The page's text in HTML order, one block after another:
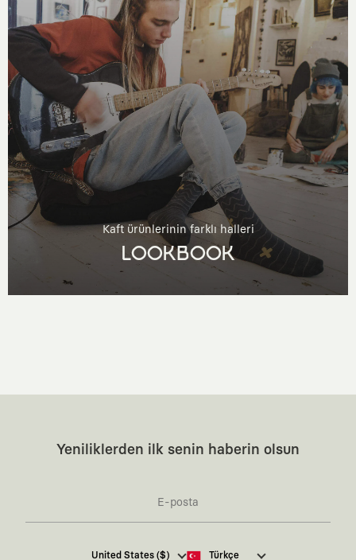
Kaft ürünlerinin farklı halleri
LOOKBOOK
Yeniliklerden ilk senin haberin olsun
Kaft Tasarım Tekstil Sanayi ve Ticaret Anonim
United States ($) Türkçe